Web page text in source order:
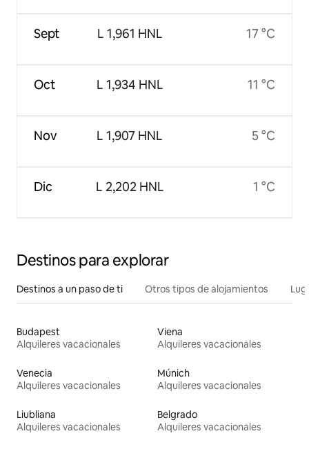
Sept
Oct
Nov
Dic
L 1,961 HNL
L 1,934 HNL
L 1,907 HNL
L 2,202 HNL
17 °C
11 °C
5 °C
1 °C
Destinos para explorar
Destinos a un paso de ti Otros tipos de alojamientos
Budapest
Alquileres vacacionales
Viena
Alquileres vacacionales
Venecia
Alquileres vacacionales
Múnich
Alquileres vacacionales
Liubliana
Alquileres vacacionales
Belgrado
Alquileres vacacionales